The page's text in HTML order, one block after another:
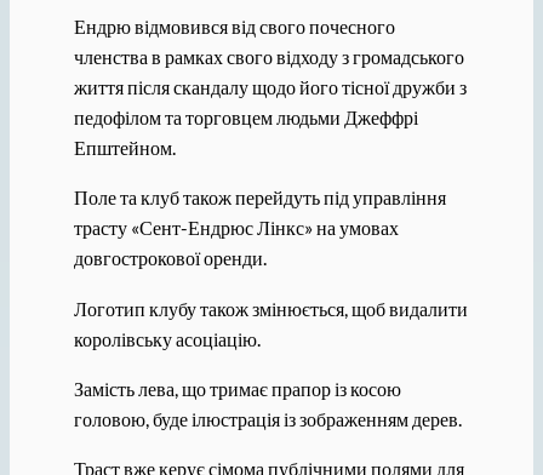
Ендрю відмовився від свого почесного
членства в рамках свого відходу з громадського
життя після скандалу щодо його тісної дружби з
педофілом та торговцем людьми Джеффрі
Епштейном.
Поле та клуб також перейдуть під управління
трасту «Сент-Ендрюс Лінкс» на умовах
довгострокової оренди.
Логотип клубу також змінюється, щоб видалити
королівську асоціацію.
Замість лева, що тримає прапор із косою
головою, буде ілюстрація із зображенням дерев.
Траст вже керує сімома публічними полями для